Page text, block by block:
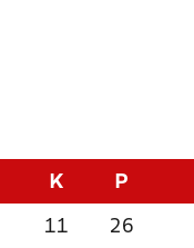
K P
11 26